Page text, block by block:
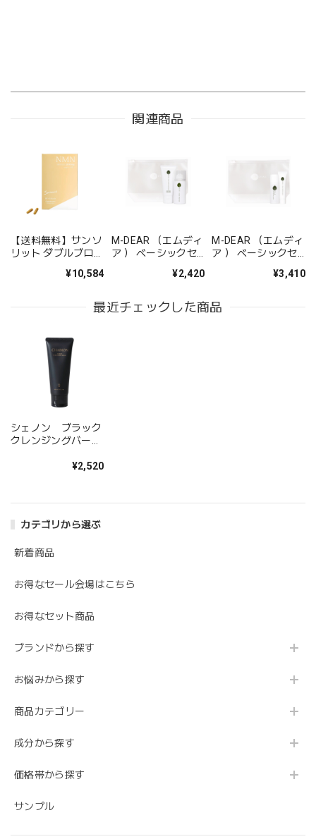
カテゴリから選ぶ
新着商品
お得なセール会場はこちら
お得なセット商品
ブランドから探す
お悩みから探す
商品カテゴリー
成分から探す
価格帯から探す
サンプル
関連商品
【送料無料】サンソ
リット ダブルブロッ
¥10,584
M-DEAR （エムディ
ア ） ベーシックセ
¥2,420
M-DEAR （エムディ
ア ） ベーシックセ
¥3,410
最近チェックした商品
シェノン ブラック
クレンジングバーム
¥2,520